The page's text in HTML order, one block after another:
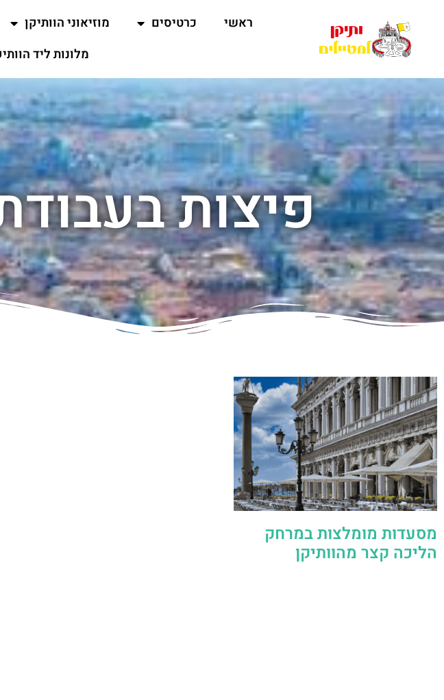
ראשי כרטיסים מוזיאוני הוותיקן
מלונות ליד
פיצות
מסעדות מומלצות במרחק
הליכה קצר מהוותיקן